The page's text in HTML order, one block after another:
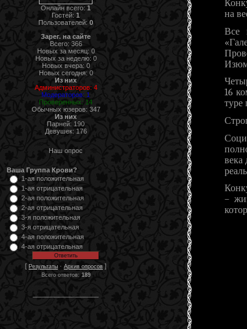
Онлайн всего: 1
Гостей: 1
Пользователей: 0
Зарег. на сайте
Всего: 366
Новых за месяц: 0
Новых за неделю: 0
Новых вчера: 0
Новых сегодня: 0
Из них
Администраторов: 4
Модераторов: 1
Проверенных: 14
Обычных юзеров: 347
Из них
Парней: 190
Девушек: 176
Наш опрос
Ваша Группа Крови?
1-ая положительная
1-ая отрицательная
2-ая положительная
2-ая отрицательная
3-я положительная
3-я отрицательная
4-ая положительная
4-ая отрицательная
[ Результаты · Архив опросов ]
Всего ответов: 189
на
Все
16
туре
века
–